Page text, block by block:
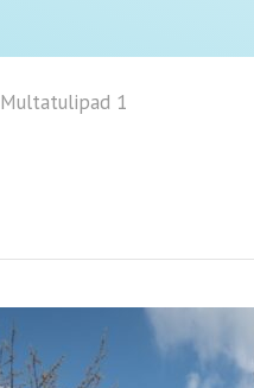
Multatulipad 1